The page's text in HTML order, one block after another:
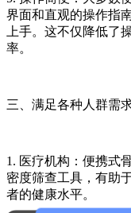
界面和直观的操作指
上手。这不仅降低了
率。
三、满足各种人群需
1. 医疗机构：便携式
密度筛查工具，有助
者的健康水平。